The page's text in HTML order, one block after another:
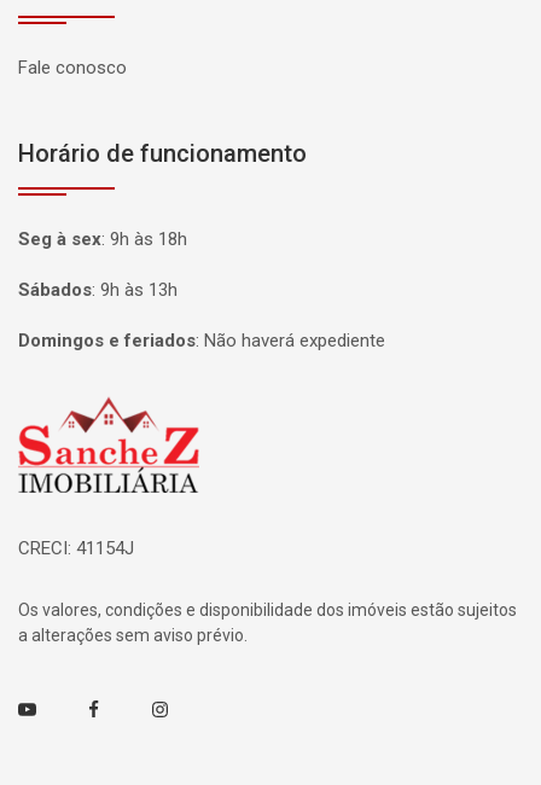
Fale conosco
Horário de funcionamento
Seg à sex: 9h às 18h
Sábados: 9h às 13h
Domingos e feriados: Não haverá expediente
Página inicial
CRECI: 41154J
Os valores, condições e disponibilidade dos imóveis estão sujeitos
a alterações sem aviso prévio.
Youtube FacebookInstagram